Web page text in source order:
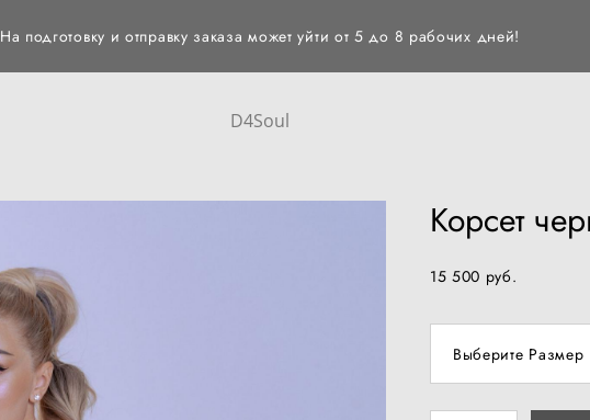
На подготовку и отправку заказа может уйти от 5 до 8 рабочих дней!
D4Soul
Корсет
15 500 pуб.
Выберите Размер